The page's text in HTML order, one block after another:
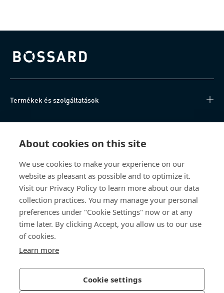
About cookies on this site
We use cookies to make your experience on our
website as pleasant as possible and to optimize it.
Visit our Privacy Policy to learn more about our data
collection practices. You may manage your personal
preferences under "Cookie Settings" now or at any
time later. By clicking Accept, you allow us to our use
of cookies.
Learn more
Cookie settings
Bossard homepage
Termékek és szolgáltatások
Tudásközpont
Rólunk
Bossard Magyarország
Szarkaláb u. 3.
2800 Tatabánya
Adatvédelmi irányelvek